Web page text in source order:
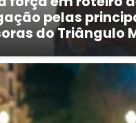
pelas
do Triângulo